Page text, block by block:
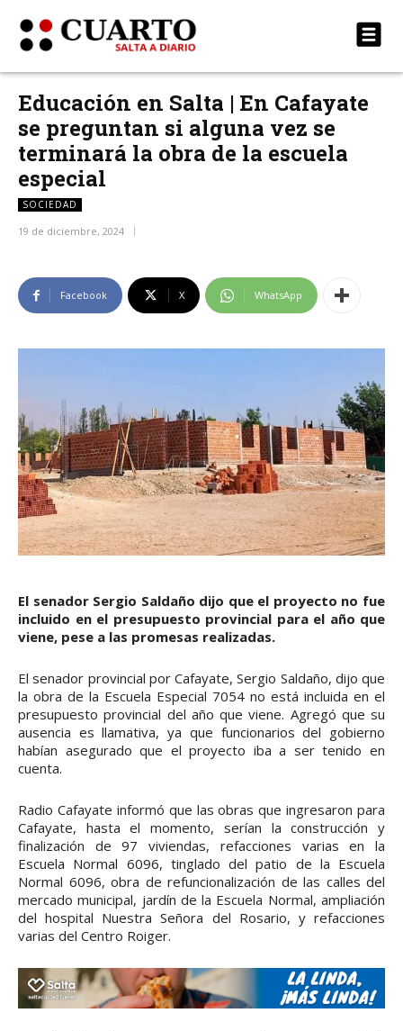
Educación en Salta | En Cafayate
se preguntan si alguna vez se
terminará la obra de la escuela
especial
SOCIEDAD
19 de diciembre, 2024
Facebook X WhatsApp
El senador Sergio Saldaño dijo que el proyecto no fue
incluido en el presupuesto provincial para el año que
viene, pese a las promesas realizadas.
El senador provincial por Cafayate, Sergio Saldaño, dijo que
la obra de la Escuela Especial 7054 no está incluida en el
presupuesto provincial del año que viene. Agregó que su
ausencia es llamativa, ya que funcionarios del gobierno
habían asegurado que el proyecto iba a ser tenido en
cuenta.
Radio Cafayate informó que las obras que ingresaron para
Cafayate, hasta el momento, serían la construcción y
finalización de 97 viviendas, refacciones varias en la
Escuela Normal 6096, tinglado del patio de la Escuela
Normal 6096, obra de refuncionalización de las calles del
mercado municipal, jardín de la Escuela Normal, ampliación
del hospital Nuestra Señora del Rosario, y refacciones
varias del Centro Roiger.